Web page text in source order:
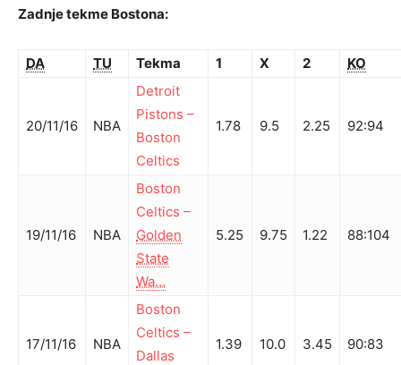
Zadnje tekme Bostona:
DA TU Tekma 1 X 2 KO
20/11/16 NBA
Detroit
Pistons –
Boston
Celtics
1.78 9.5 2.25 92:94
19/11/16 NBA
Boston
Celtics –
Golden
State
Wa…
5.25 9.75 1.22 88:104
17/11/16 NBA
Boston
Celtics –
Dallas
1.39 10.0 3.45 90:83